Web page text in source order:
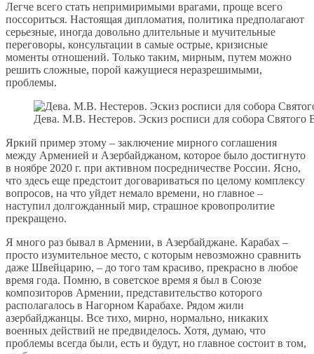
Легче всего стать непримиримыми врагами, проще всего
поссориться. Настоящая дипломатия, политика предполагают
серьезные, иногда довольно длительные и мучительные
переговоры, консультации в самые острые, кризисные
моменты отношений. Только таким, мирным, путем можно
решить сложные, порой кажущиеся неразрешимыми,
проблемы.
Дева. М.В. Нестеров. Эскиз росписи для собора Святого
Яркий пример этому – заключение мирного соглашения
между Арменией и Азербайджаном, которое было достигнуто
в ноябре 2020 г. при активном посредничестве России. Ясно,
что здесь еще предстоит договариваться по целому комплексу
вопросов, на что уйдет немало времени, но главное –
наступил долгожданный мир, страшное кровопролитие
прекращено.
Я много раз бывал в Армении, в Азербайджане. Карабах –
просто изумительное место, с которым невозможно сравнить
даже Швейцарию, – до того там красиво, прекрасно в любое
время года. Помню, в советское время я был в Союзе
композиторов Армении, представительство которого
располагалось в Нагорном Карабахе. Рядом жили
азербайджанцы. Все тихо, мирно, нормально, никаких
военных действий не предвиделось. Хотя, думаю, что
проблемы всегда были, есть и будут, но главное состоит в том,